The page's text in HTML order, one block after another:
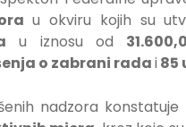
u okviru kojih su
u iznosu od
o zabrani radai 85
nadzora konstatuje